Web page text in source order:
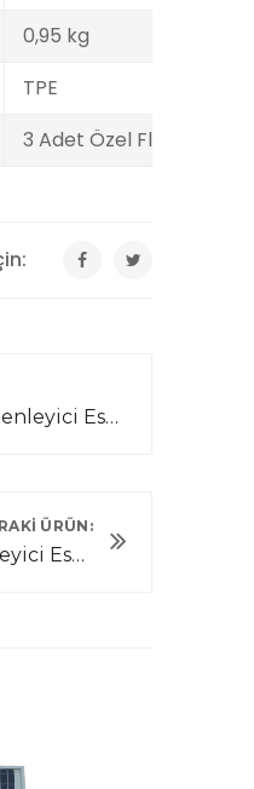
0,95 kg
TPE
3 Adet Özel Flanşlı
Otopark Düzenleyici Esnek Delinatörler 12271 UB R
ÜRÜN:
Otopark Düzenleyici Esnek Delinatörler 12269 UB R